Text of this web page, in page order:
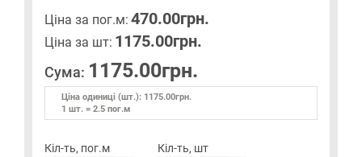
Цiна за пог.м: 470.00грн.
Цiна за шт: 1175.00грн.
Сума: 1175.00грн.
Ціна одиниці (шт.): 1175.00грн.
1 шт. = 2.5 пог.м
Кіл-ть, пог.м Кіл-ть, шт